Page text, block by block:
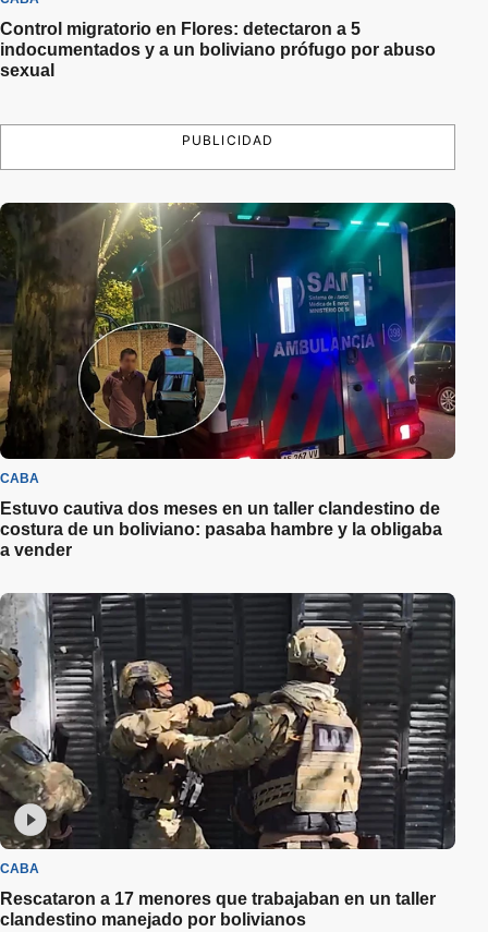
Control migratorio en Flores: detectaron a 5
indocumentados y a un boliviano prófugo por abuso
sexual
PUBLICIDAD
CABA
Estuvo cautiva dos meses en un taller clandestino de
costura de un boliviano: pasaba hambre y la obligaba
a vender
CABA
Rescataron a 17 menores que trabajaban en un taller
clandestino manejado por bolivianos